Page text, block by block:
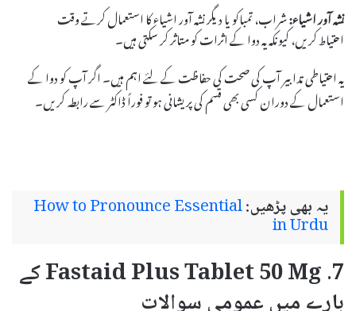
نشہ آور اشیاء:شراب، تمباکو یا دیگر نشہ آور اشیاء کا استعمال کرتے وقت
احتیاط کریں، کیونکہ یہ دوا کے اثرات کو متاثر کر سکتی ہیں۔
یہ احتیاطی تدابیر آپ کی صحت کی حفاظت کے لئے اہم ہیں۔ اگر آپ کو دوا کے
استعمال کے دوران کسی بھی قسم کی پریشانی ہو تو فوراً ڈاکٹر سے رابطہ کریں۔
یہ بھی پڑھیں:How to Pronounce Essential
in Urdu
7. Fastaid Plus Tablet 50 Mg کے
بارے میں عمومی سوالات